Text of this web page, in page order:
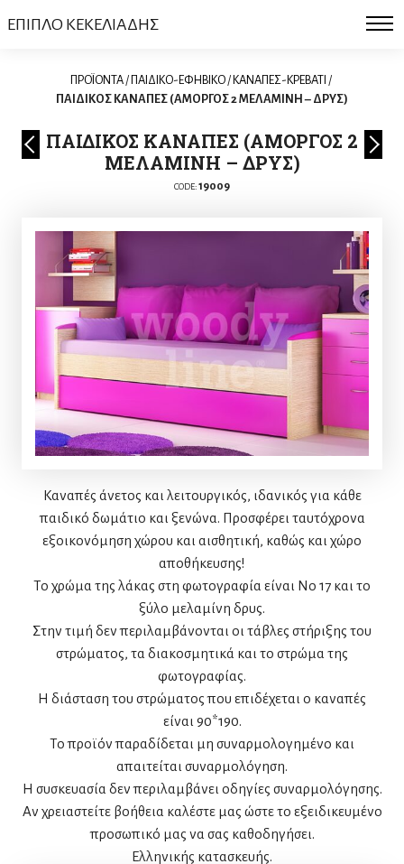
ΕΠΙΠΛΟ ΚΕΚΕΛΙΑΔΗΣ
ΠΡΟΪΟΝΤΑ / ΠΑΙΔΙΚΟ-ΕΦΗΒΙΚΟ / ΚΑΝΑΠΕΣ-ΚΡΕΒΑΤΙ /
ΠΑΙΔΙΚΟΣ ΚΑΝΑΠΕΣ (ΑΜΟΡΓΟΣ 2 ΜΕΛΑΜΙΝΗ – ΔΡΥΣ)
ΠΑΙΔΙΚΟΣ ΚΑΝΑΠΕΣ (ΑΜΟΡΓΟΣ 2
ΜΕΛΑΜΙΝΗ – ΔΡΥΣ)
CODE:19009
Καναπές άνετος και λειτουργικός, ιδανικός για κάθε
παιδικό δωμάτιο και ξενώνα. Προσφέρει ταυτόχρονα
εξοικονόμηση χώρου και αισθητική, καθώς και χώρο
αποθήκευσης!
Το χρώμα της λάκας στη φωτογραφία είναι Νο 17 και το
ξύλο μελαμίνη δρυς.
Στην τιμή δεν περιλαμβάνονται οι τάβλες στήριξης του
στρώματος, τα διακοσμητικά και το στρώμα της
φωτογραφίας.
Η διάσταση του στρώματος που επιδέχεται ο καναπές
είναι 90*190.
Το προϊόν παραδίδεται μη συναρμολογημένο και
απαιτείται συναρμολόγηση.
Η συσκευασία δεν περιλαμβάνει οδηγίες συναρμολόγησης.
Αν χρειαστείτε βοήθεια καλέστε μας ώστε το εξειδικευμένο
προσωπικό μας να σας καθοδηγήσει.
Ελληνικής κατασκευής.